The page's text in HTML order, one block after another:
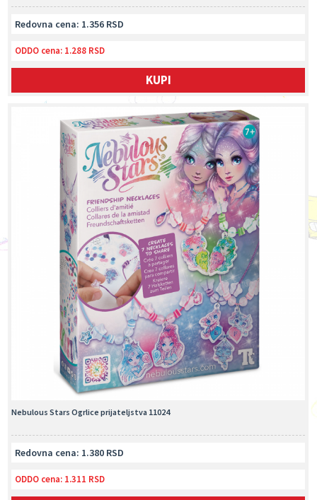
Redovna cena: 1.356 RSD
ODDO cena: 1.288 RSD
KUPI
Nebulous Stars Ogrlice prijateljstva 11024
Redovna cena: 1.380 RSD
ODDO cena: 1.311 RSD